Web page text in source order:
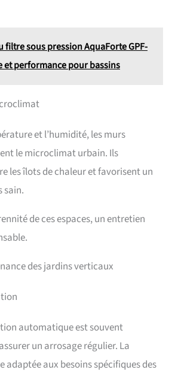
filtre sous pression AquaForte GPF-
et performance pour bassins
et l’humidité, les murs
le microclimat urbain. Ils
les îlots de chaleur et favorisent un
sain.
de ces espaces, un entretien
des jardins verticaux
automatique est souvent
un arrosage régulier. La
aux besoins spécifiques des